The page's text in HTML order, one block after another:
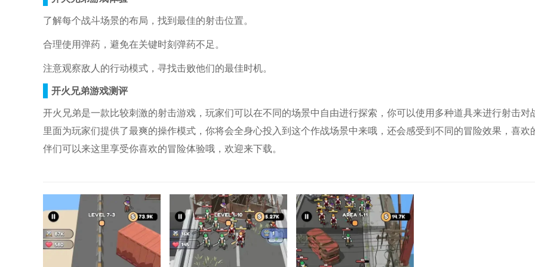
了解每个战斗场景的布局，找到最佳的射击位置。
合理使用弹药，避免在关键时刻弹药不足。
注意观察敌人的行动模式，寻找击败他们的最佳时机。
开火兄弟游戏测评
开火兄弟是一款比较刺激的射击游戏，玩家们可以在不同的场景中自由进行探索，你可以使用多种道具来进行射击对
里面为玩家们提供了最爽的操作模式，你将会全身心投入到这个作战场景中来哦，还会感受到不同的冒险效果，喜欢
伴们可以来这里享受你喜欢的冒险体验哦，欢迎来下载。